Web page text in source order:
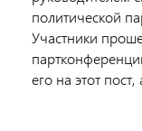
политической
Участники
его на этот